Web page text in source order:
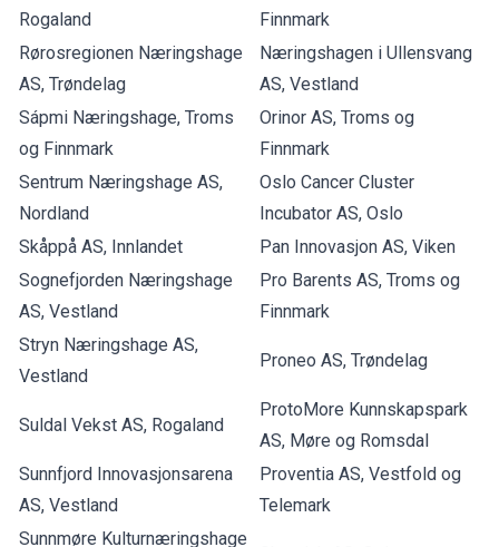
Rogaland
Finnmark
Rørosregionen Næringshage
AS, Trøndelag
Næringshagen i Ullensvang
AS, Vestland
Sápmi Næringshage, Troms
og Finnmark
Orinor AS, Troms og
Finnmark
Sentrum Næringshage AS,
Nordland
Oslo Cancer Cluster
Incubator AS, Oslo
Skåppå AS, Innlandet
Pan Innovasjon AS, Viken
Sognefjorden Næringshage
AS, Vestland
Pro Barents AS, Troms og
Finnmark
Stryn Næringshage AS,
Vestland
Proneo AS, Trøndelag
Suldal Vekst AS, Rogaland
ProtoMore Kunnskapspark
AS, Møre og Romsdal
Sunnfjord Innovasjonsarena
AS, Vestland
Proventia AS, Vestfold og
Telemark
Sunnmøre Kulturnæringshage